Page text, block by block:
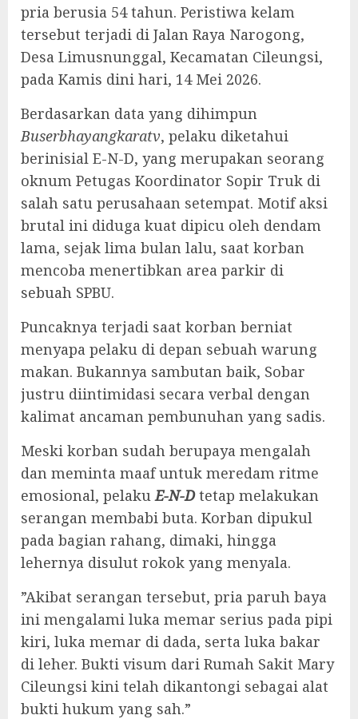
pria berusia 54 tahun. Peristiwa kelam
tersebut terjadi di Jalan Raya Narogong,
Desa Limusnunggal, Kecamatan Cileungsi,
pada Kamis dini hari, 14 Mei 2026.
‎Berdasarkan data yang dihimpun
Buserbhayangkaratv, pelaku diketahui
berinisial E-N-D, yang merupakan seorang
oknum Petugas Koordinator Sopir Truk di
salah satu perusahaan setempat. Motif aksi
brutal ini diduga kuat dipicu oleh dendam
lama, sejak lima bulan lalu, saat korban
mencoba menertibkan area parkir di
sebuah SPBU.
‎Puncaknya terjadi saat korban berniat
menyapa pelaku di depan sebuah warung
makan. Bukannya sambutan baik, Sobar
justru diintimidasi secara verbal dengan
kalimat ancaman pembunuhan yang sadis.
‎Meski korban sudah berupaya mengalah
dan meminta maaf untuk meredam ritme
emosional, pelaku E-N-Dtetap melakukan
serangan membabi buta. Korban dipukul
pada bagian rahang, dimaki, hingga
lehernya disulut rokok yang menyala.
‎”Akibat serangan tersebut, pria paruh baya
ini mengalami luka memar serius pada pipi
kiri, luka memar di dada, serta luka bakar
di leher. Bukti visum dari Rumah Sakit Mary
Cileungsi kini telah dikantongi sebagai alat
bukti hukum yang sah.”